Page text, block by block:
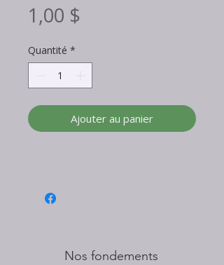
1,00 $
Quantité *
Ajouter au panier
Nos fondements